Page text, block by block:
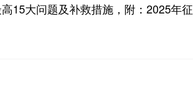
15大问题及补救措施，附：2025年征